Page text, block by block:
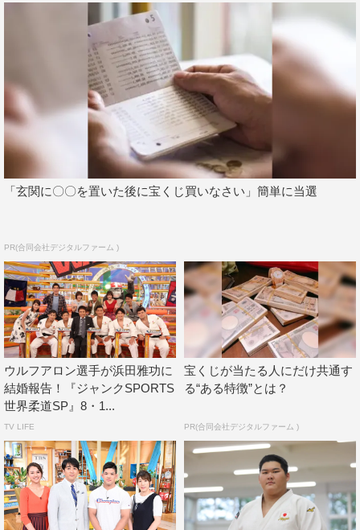
放送席解説：穴井隆将（2010 年世界選手権金メダル）、
佐藤愛子（2011 年世界選手権金メダル）
プロデューサー：星隆（テレビ東京）、加藤正明（テレビ
公式Twitter：@tvtokyo_judo
公式Instagram：@tvtokyo_judo
この記事の写真
「玄関に〇〇を置いた後に宝くじ買いなさい」簡単に当選
PR(合同会社デジタルファーム )
ウルフアロン選手が浜田雅功に
結婚報告！『ジャンクSPORTS
世界柔道SP』8・1...
TV LIFE
宝くじが当たる人にだけ共通す
る“ある特徴”とは？
PR(合同会社デジタルファーム )